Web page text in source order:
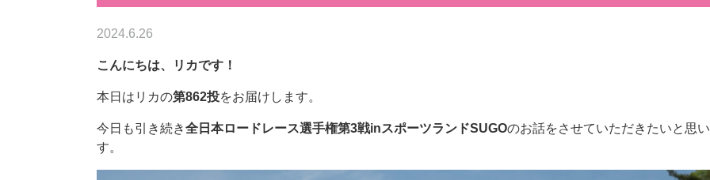
2024.6.26
こんにちは、リカです！
本日はリカの第862投をお届けします。
今日も引き続き全日本ロードレース選手権第3戦inスポーツランドSUGOのお話をさせていただきたいと思
す。